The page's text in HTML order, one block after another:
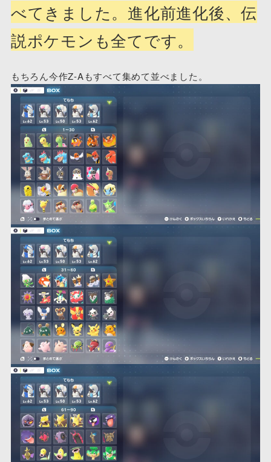
べてきました。進化前進化後、伝
説ポケモンも全てです。
もちろん今作Z-Aもすべて集めて並べました。